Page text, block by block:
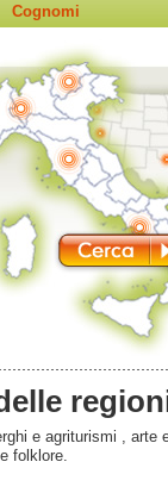
Cognomi
e agriturismi , arte
folklore.